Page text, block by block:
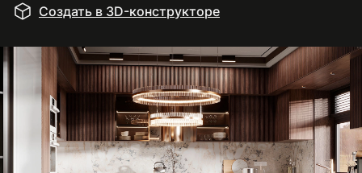
Создать в 3D-конструкторе